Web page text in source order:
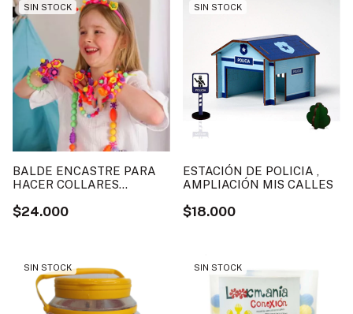
SIN STOCK
BALDE ENCASTRE PARA
HACER COLLARES
$24.000
SIN STOCK
ESTACIÓN DE POLICIA ,
AMPLIACIÓN MIS CALLES
$18.000
SIN STOCK SIN STOCK